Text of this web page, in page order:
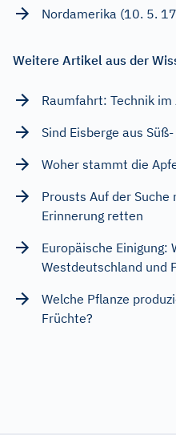
Nordamerika (10. 5.
Weitere Artikel aus der
Raumfahrt: Technik im
Sind Eisberge aus
Woher stammt die
Prousts Auf der
Erinnerung retten
Europäische Einigung:
Westdeutschland und
Welche Pflanze
Früchte?